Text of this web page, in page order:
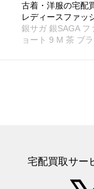
古着・洋服の宅配
レディースファッ
銀サガ 銀SAGA
ョート 9 M 茶 ブ
宅配買取サー